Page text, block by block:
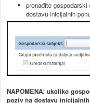
pronađite
dostavu inicijalnih
NAPOMENA: ukoliko
poziv na dostavu